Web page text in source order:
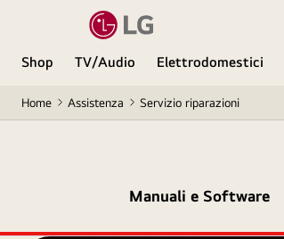
Shop TV/Audio Elettrodomestici
Home Assistenza Servizio riparazioni
Manuali e Software